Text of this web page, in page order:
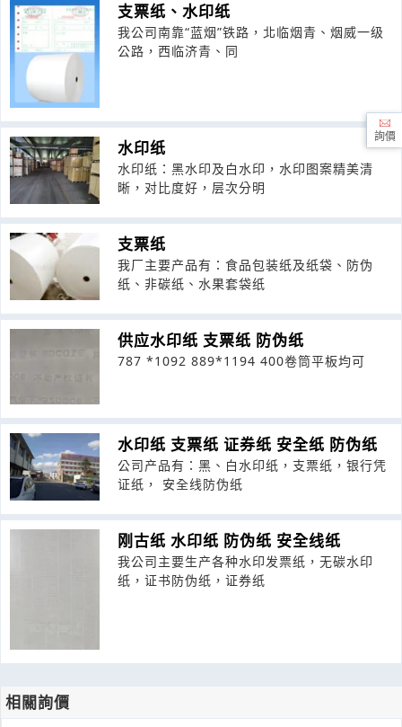
支票纸、水印纸
我公司南靠“蓝烟”铁路，北临烟青、烟威一级
公路，西临济青、同
水印纸
水印纸：黑水印及白水印，水印图案精美清
晰，对比度好，层次分明
支票纸
我厂主要产品有：食品包装纸及纸袋、防伪
纸、非碳纸、水果套袋纸
供应水印纸 支票纸 防伪纸
787 *1092 889*1194 400卷筒平板均可
水印纸 支票纸 证券纸 安全纸 防伪纸
公司产品有：黑、白水印纸，支票纸，银行凭
证纸， 安全线防伪纸
刚古纸 水印纸 防伪纸 安全线纸
我公司主要生产各种水印发票纸，无碳水印
纸，证书防伪纸，证券纸
相關詢價
詢價